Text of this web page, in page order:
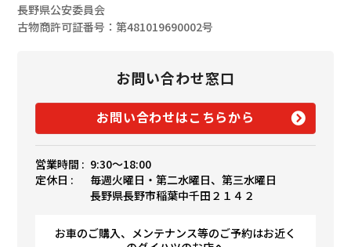
長野県公安委員会
古物商許可証番号：第481019690002号
お問い合わせ窓口
お問い合わせはこちらから
営業時間 : 9:30〜18:00
定休日 :
毎週火曜日・第二水曜日、第三水曜日
長野県長野市稲葉中千田２１４２
お車のご購入、メンテナンス等のご予約はお近く